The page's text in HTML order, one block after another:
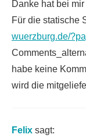
Danke hat bei
Für die statische
wuerzburg.de/
habe keine
wird die
Felix sagt: